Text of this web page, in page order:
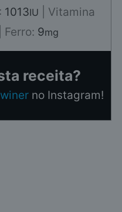
1013IU
Vitamina
Ferro: 9mg
receita?
no Instagram!